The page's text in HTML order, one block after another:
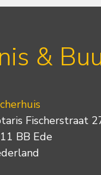
&
Fischerstraat
BB Ede